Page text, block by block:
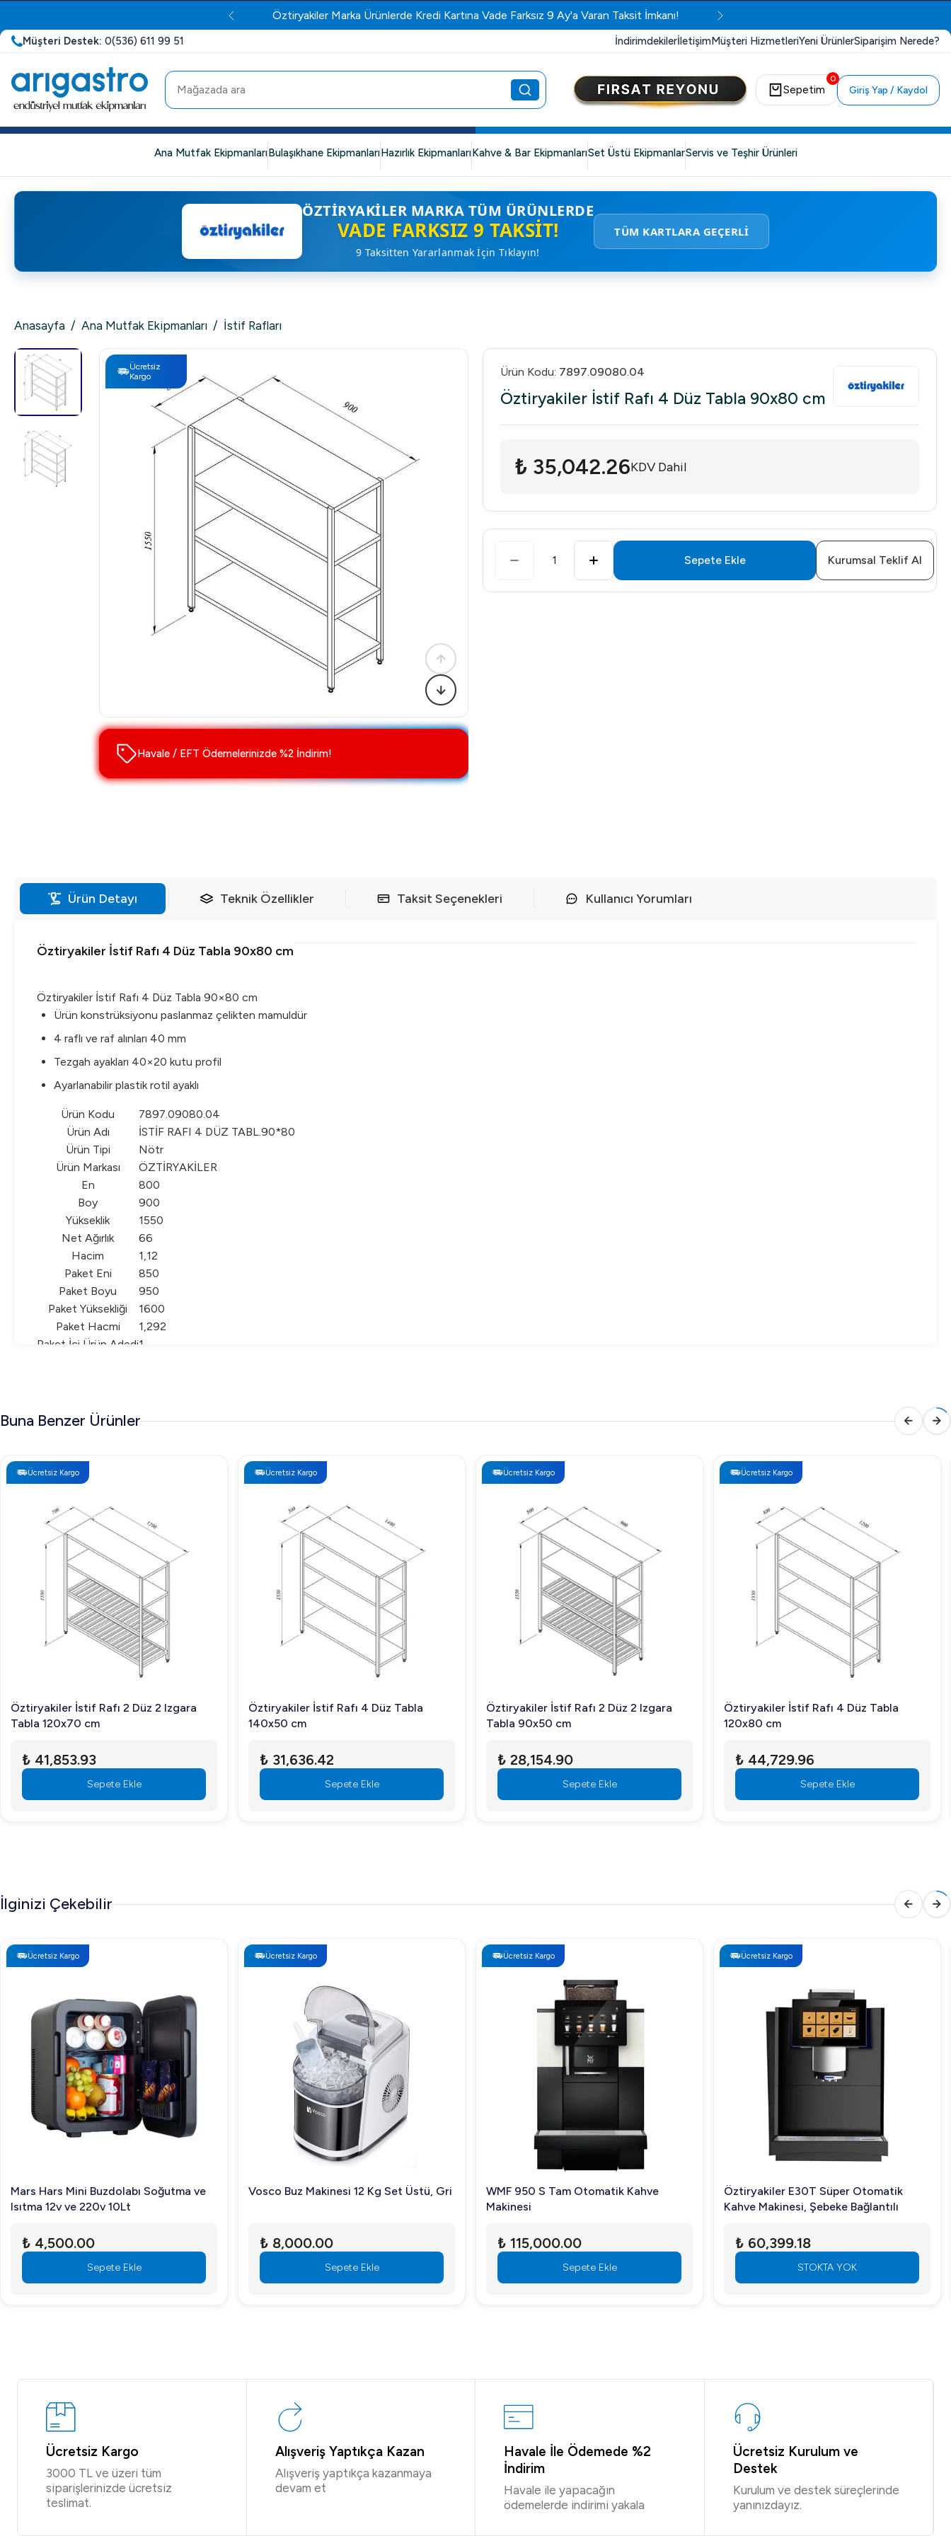
Öztiryakiler Marka Ürünlerde Kredi Kartına Vade Farksız 9 Ay'a Varan Taksit İmkanı!
Müşteri Destek: 0(536) 611 99 51 İndirimdekilerİletişimMüşteri HizmetleriYeni ÜrünlerSiparişim Nerede?
0
Sepetim Giriş Yap / Kaydol
Ana Mutfak EkipmanlarıBulaşıkhane EkipmanlarıHazırlık EkipmanlarıKahve & Bar EkipmanlarıSet Üstü EkipmanlarServis ve Teşhir Ürünleri
ÖZTIRYAKILER MARKA TÜM ÜRÜNLERDE
VADE FARKSIZ 9 TAKSIT!
9 Taksitten Yararlanmak İçin Tıklayın!
TÜM KARTLARA GEÇERLİ
Anasayfa / Ana Mutfak Ekipmanları / İstif Rafları
Ücretsiz
Kargo
Havale / EFT Ödemelerinizde %2 İndirim!
Ürün Kodu: 7897.09080.04
Öztiryakiler İstif Rafı 4 Düz Tabla 90x80 cm
₺ 35,042.26KDV Dahil
1 Sepete Ekle Kurumsal Teklif Al
Ürün Detayı Teknik Özellikler Taksit Seçenekleri Kullanıcı Yorumları
Öztiryakiler İstif Rafı 4 Düz Tabla 90x80 cm
Öztiryakiler İstif Rafı 4 Düz Tabla 90×80 cm
Ürün konstrüksiyonu paslanmaz çelikten mamuldür
4 raflı ve raf alınları 40 mm
Tezgah ayakları 40×20 kutu profil
Ayarlanabilir plastik rotil ayaklı
Ürün Kodu
7897.09080.04
Ürün Adı
İSTİF RAFI 4 DÜZ TABL.90*80
Ürün Tipi
Nötr
Ürün Markası
ÖZTİRYAKİLER
En
800
Boy
900
Yükseklik
1550
Net Ağırlık
66
Hacim
1,12
Paket Eni
850
Paket Boyu
950
Paket Yüksekliği
1600
Paket Hacmi
1,292
Paket İçi Ürün Adedi1
Buna Benzer Ürünler
Ücretsiz Kargo
Öztiryakiler İstif Rafı 2 Düz 2 Izgara
Tabla 120x70 cm
₺ 41,853.93
Sepete Ekle
Ücretsiz Kargo
Öztiryakiler İstif Rafı 4 Düz Tabla
140x50 cm
₺ 31,636.42
Sepete Ekle
Ücretsiz Kargo
Öztiryakiler İstif Rafı 2 Düz 2 Izgara
Tabla 90x50 cm
₺ 28,154.90
Sepete Ekle
Ücretsiz Kargo
Öztiryakiler İstif Rafı 4 Düz Tabla
120x80 cm
₺ 44,729.96
Sepete Ekle
İlginizi Çekebilir
Ücretsiz Kargo
Mars Hars Mini Buzdolabı Soğutma ve
Isıtma 12v ve 220v 10Lt
₺ 4,500.00
Sepete Ekle
Ücretsiz Kargo
Vosco Buz Makinesi 12 Kg Set Üstü, Gri
₺ 8,000.00
Sepete Ekle
Ücretsiz Kargo
WMF 950 S Tam Otomatik Kahve
Makinesi
₺ 115,000.00
Sepete Ekle
Ücretsiz Kargo
Öztiryakiler E30T Süper Otomatik
Kahve Makinesi, Şebeke Bağlantılı
₺ 60,399.18
STOKTA YOK
Ücretsiz Kargo
3000 TL ve üzeri tüm
siparişlerinizde ücretsiz
teslimat.
Alışveriş Yaptıkça Kazan
Alışveriş yaptıkça kazanmaya
devam et
Havale İle Ödemede %2
İndirim
Havale ile yapacağın
ödemelerde indirimi yakala
Ücretsiz Kurulum ve
Destek
Kurulum ve destek süreçlerinde
yanınızdayız.